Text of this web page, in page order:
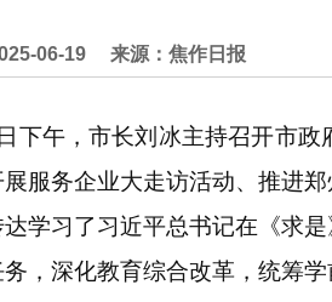
06-19 来源：焦作日报
午，市长刘冰主持召开市政
服务企业大走访活动、推进
习了习近平总书记在《求是
，深化教育综合改革，统筹